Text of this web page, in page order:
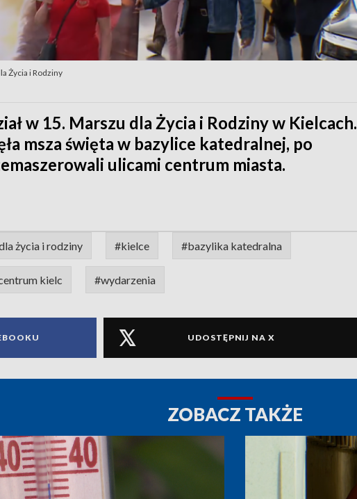
Życia i Rodziny
w 15. Marszu dla Życia i Rodziny w Kielcach.
msza święta w bazylice katedralnej, po
ulicami centrum miasta.
życia i rodziny #kielce #bazylika katedralna
kielc #wydarzenia
UDOSTĘPNIJ NA X
ZOBACZ TAKŻE